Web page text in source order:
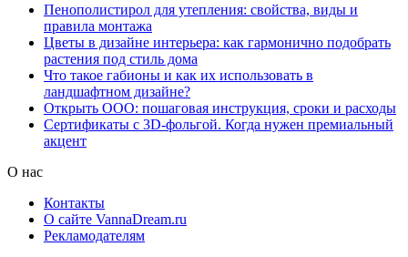
Пенополистирол для утепления: свойства, виды и
правила монтажа
Цветы в дизайне интерьера: как гармонично подобрать
растения под стиль дома
Что такое габионы и как их использовать в
ландшафтном дизайне?
Открыть ООО: пошаговая инструкция, сроки и расходы
Сертификаты с 3D-фольгой. Когда нужен премиальный
акцент
О нас
Контакты
О сайте VannaDream.ru
Рекламодателям